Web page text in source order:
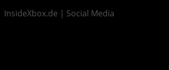
InsideXbox.de | Social Media